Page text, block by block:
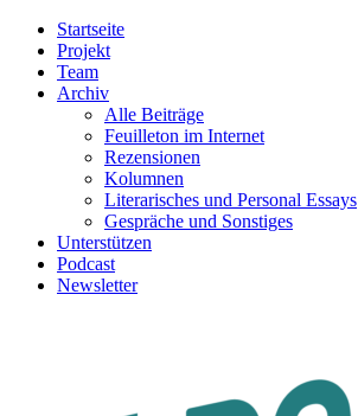
Startseite
Projekt
Team
Archiv
Alle Beiträge
Feuilleton im Internet
Rezensionen
Kolumnen
Literarisches und Personal Essays
Gespräche und Sonstiges
Unterstützen
Podcast
Newsletter